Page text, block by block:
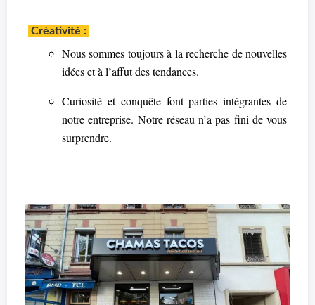
Créativité :
Nous sommes toujours à la recherche de nouvelles
idées et à l’affut des tendances.
Curiosité et conquête font parties intégrantes de
notre entreprise. Notre réseau n’a pas fini de vous
surprendre.